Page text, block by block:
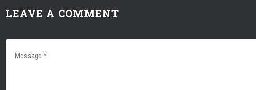
LEAVE A COMMENT